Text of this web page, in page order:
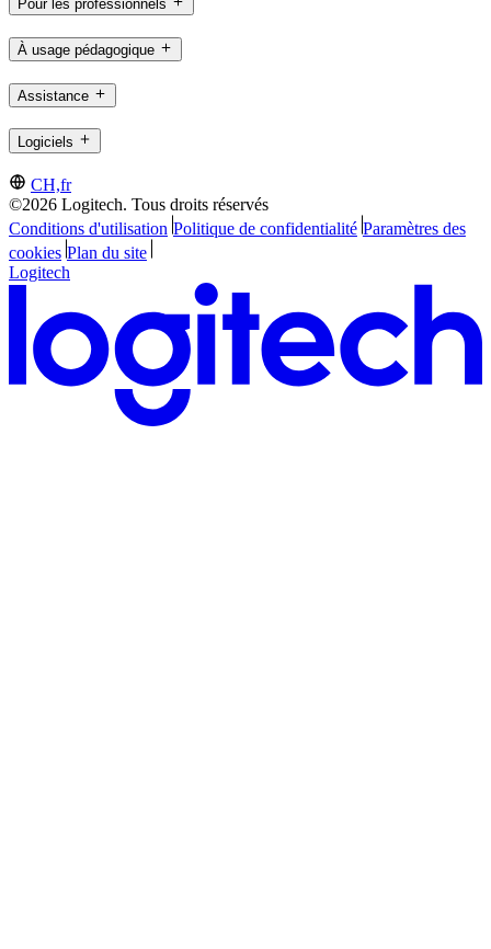
Pour les professionnels
À usage pédagogique
Assistance
Logiciels
CH,fr
©2026 Logitech. Tous droits réservés
Conditions d'utilisation Politique de confidentialité Paramètres des
cookies Plan du site
Logitech